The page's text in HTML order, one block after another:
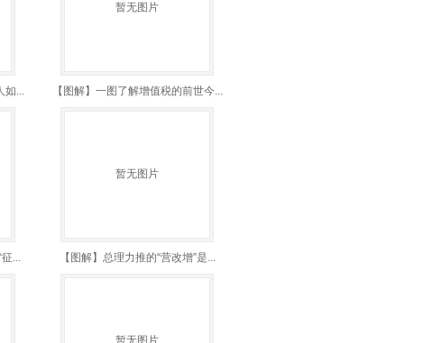
如...
暂无图片
【图解】一图了解增值税的前世今...
...
暂无图片
【图解】总理力推的“营改增”是...
暂无图片